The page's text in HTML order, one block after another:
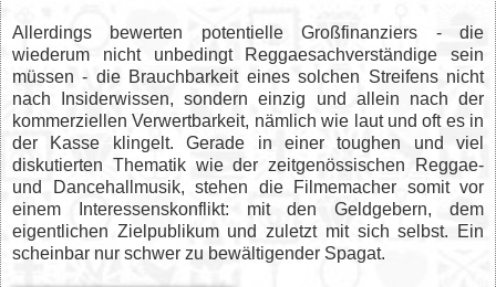
Allerdings bewerten potentielle Großfinanziers - die
wiederum nicht unbedingt Reggaesachverständige sein
müssen - die Brauchbarkeit eines solchen Streifens nicht
nach Insiderwissen, sondern einzig und allein nach der
kommerziellen Verwertbarkeit, nämlich wie laut und oft es in
der Kasse klingelt. Gerade in einer toughen und viel
diskutierten Thematik wie der zeitgenössischen Reggae-
und Dancehallmusik, stehen die Filmemacher somit vor
einem Interessenskonflikt: mit den Geldgebern, dem
eigentlichen Zielpublikum und zuletzt mit sich selbst. Ein
scheinbar nur schwer zu bewältigender Spagat.